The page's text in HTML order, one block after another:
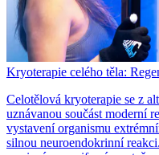
Kryoterapie celého těla:
Celotělová kryoterapie se z
uznávanou součást moderní
vystavení organismu
silnou neuroendokrinní